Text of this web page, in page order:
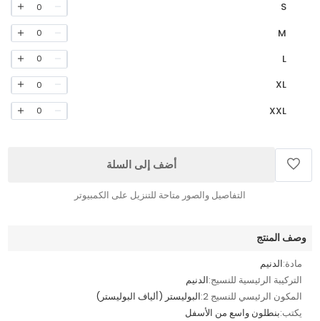
S
0
M
0
L
0
XL
0
XXL
0
أضف إلى السلة
التفاصيل والصور متاحة للتنزيل على الكمبيوتر
وصف المنتج
مادة:الدنيم
التركيبة الرئيسية للنسيج:الدنيم
المكون الرئيسي للنسيج 2:
البوليستر (ألياف البوليستر)
يكتب:بنطلون واسع من الأسفل